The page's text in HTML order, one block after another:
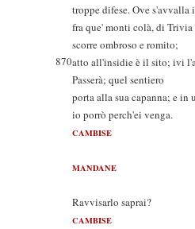
troppe difese. Ove s'avvalla
fra que' monti colà, di
scorre ombroso e romito;
870atto all'insidie è il sito; ivi
Passerà; quel sentiero
porta alla sua capanna; e in
io porrò perch'ei venga.
CAMBISE
MANDANE
Ravvisarlo saprai?
CAMBISE